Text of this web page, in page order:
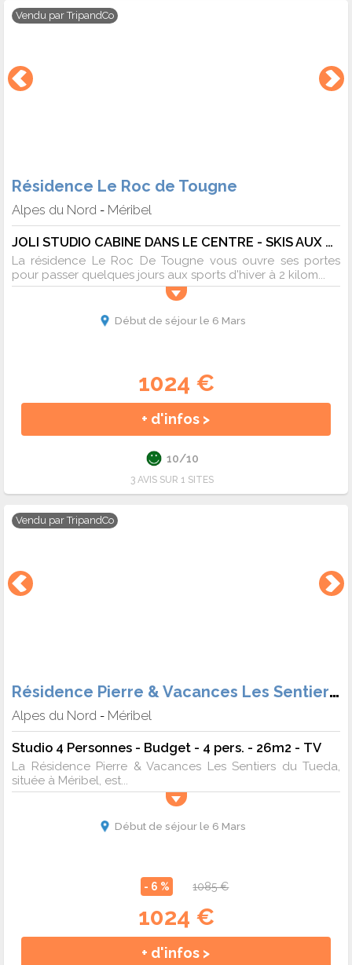
Vendu parTripandCo
Résidence Le Roc de Tougne
Alpes du Nord - Méribel
JOLI STUDIO CABINE DANS LE CENTRE - SKIS AUX PIEDS - 4 pers. - 20m2 - TV - Animaux admis
La résidence Le Roc De Tougne vous ouvre ses portes
pour passer quelques jours aux sports d'hiver à 2 kilom...
Début de séjour le 6 Mars
1024 €
+ d'infos >
10/10
3 AVIS SUR 1 SITES
Vendu parTripandCo
Résidence Pierre & Vacances Les Sentiers du Tueda
Alpes du Nord - Méribel
Studio 4 Personnes - Budget - 4 pers. - 26m2 - TV
La Résidence Pierre & Vacances Les Sentiers du Tueda,
située à Méribel, est...
Début de séjour le 6 Mars
- 6 % 1085 €
1024 €
+ d'infos >